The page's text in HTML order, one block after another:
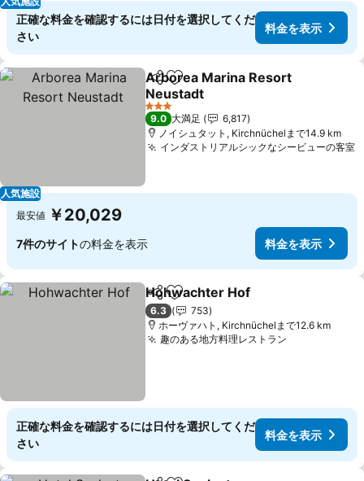
正確な料金を確認するには日付を選択してくだ
さい
料金を表示
人気施設
シェアお気に入りに追加
Arborea Marina Resort
Neustadt
3 ホテルのランク
9.0 大満足
6,817
ノイシュタット, Kirchnüchelまで14.9 km
インダストリアルシックなシービューの客室
最安値 ￥20,029
7件のサイトの料金を表示 料金を表示
シェアお気に入りに追加
Hohwachter Hof
6.3
753
ホーヴァハト, Kirchnüchelまで12.6 km
趣のある地方料理レストラン
正確な料金を確認するには日付を選択してくだ
さい
料金を表示